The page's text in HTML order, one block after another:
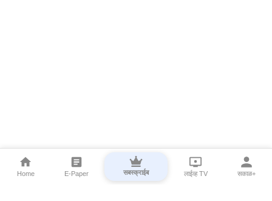
Home E-Paper सबस्क्राईब लाईव्ह TV सकाळ+